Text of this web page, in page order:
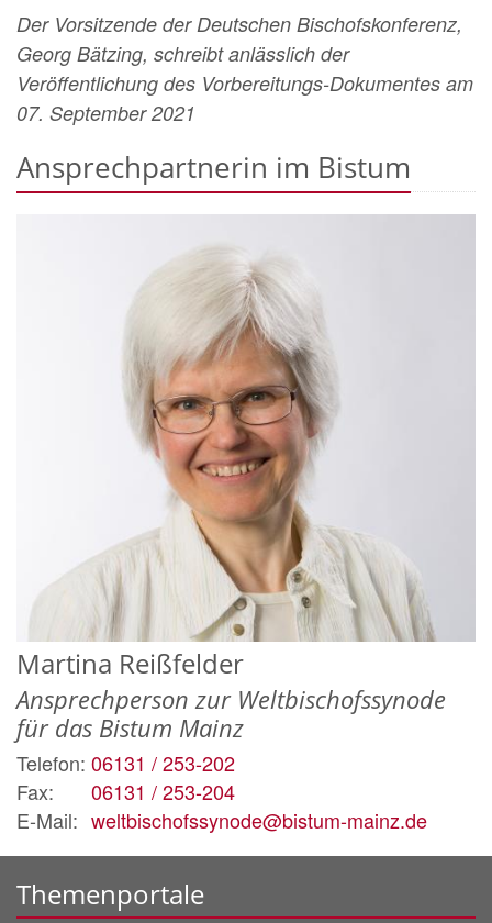
Der Vorsitzende der Deutschen Bischofskonferenz,
Georg Bätzing, schreibt anlässlich der
Veröffentlichung des Vorbereitungs-Dokumentes am
07. September 2021
Ansprechpartnerin im Bistum
Martina Reißfelder
Ansprechperson zur Weltbischofssynode
für das Bistum Mainz
Telefon: 06131 / 253-202
Fax:
06131 / 253-204
E-Mail: weltbischofssynode@bistum-mainz.de
Themenportale